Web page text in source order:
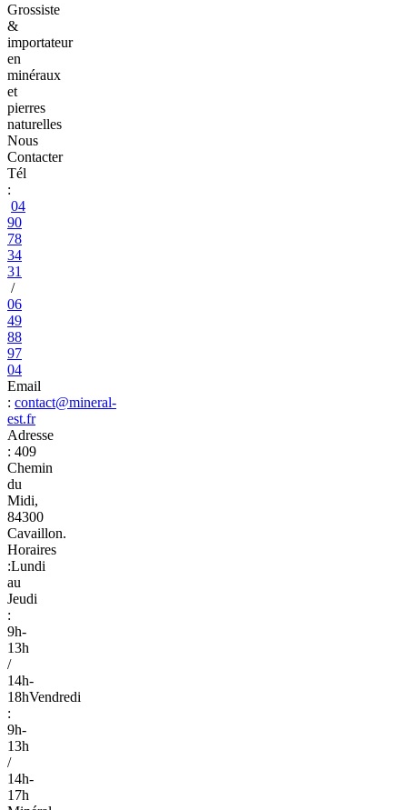
Grossiste
&
importateur
en
minéraux
et
pierres
naturelles
Nous
Contacter
Tél
:
04
90
78
34
31
/
06
49
88
97
04
Email
: contact@mineral-
est.fr
Adresse
: 409
Chemin
du
Midi,
84300
Cavaillon.
Horaires
:Lundi
au
Jeudi
:
9h-
13h
/
14h-
18hVendredi
:
9h-
13h
/
14h-
17h